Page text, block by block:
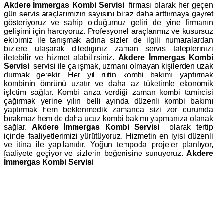
Akdere İmmergas Kombi Servisifirması olarak her geçen
gün servis araçlarımızın sayısını biraz daha arttırmaya gayret
gösteriyoruz ve sahip olduğumuz geliri de yine firmanın
gelişimi için harcıyoruz. Profesyonel araçlarımız ve kusursuz
ekibimiz ile tanışmak adına sizler de ilgili numaralardan
bizlere ulaşarak dilediğiniz zaman servis taleplerinizi
iletebilir ve hizmet alabilirsiniz.Akdere İmmergas Kombi
Servisi servisi ile çalışmak, uzmanı olmayan kişilerden uzak
durmak gerekir. Her yıl rutin kombi bakımı yaptırmak
kombinin ömrünü uzatır ve daha az tüketimle ekonomik
işletim sağlar. Kombi arıza verdiği zaman kombi tamircisi
çağırmak yerine yılın belli ayında düzenli kombi bakımı
yaptırmak hem beklenmedik zamanda sizi zor durumda
bırakmaz hem de daha ucuz kombi bakımı yapmanıza olanak
sağlar. Akdere İmmergas Kombi Servisiolarak tertip
içinde faaliyetlerimizi yürütüyoruz. Hizmetin en iyisi düzenli
ve itina ile yapılanıdır. Yoğun tempoda projeler planlıyor,
faaliyete geçiyor ve sizlerin beğenisine sunuyoruz. Akdere
İmmergas Kombi Servisi